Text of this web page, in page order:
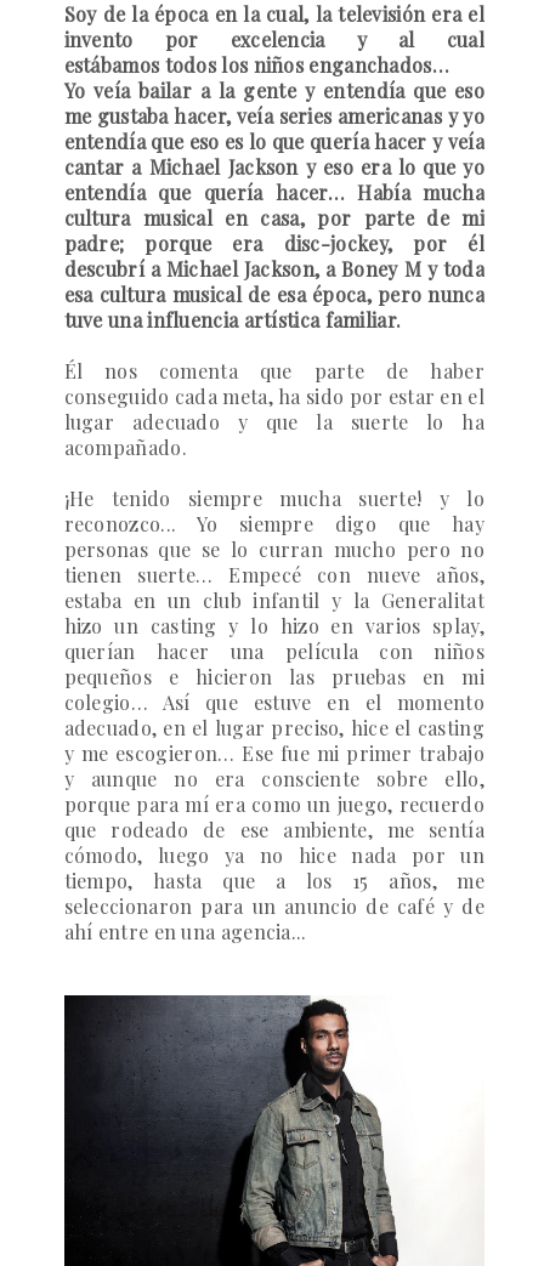
Soy de la época en la cual, la televisión era el
invento por excelencia y al cual
estábamos todos los niños enganchados…
Yo veía bailar a la gente y entendía que eso
me gustaba hacer, veía series americanas y yo
entendía que eso es lo que quería hacer y veía
cantar a Michael Jackson y eso era lo que yo
entendía que quería hacer… Había mucha
cultura musical en casa, por parte de mi
padre; porque era disc-jockey, por él
descubrí a Michael Jackson, a Boney M y toda
esa cultura musical de esa época, pero nunca
tuve una influencia artística familiar.
Él nos comenta que parte de haber
conseguido cada meta, ha sido por estar en el
lugar adecuado y que la suerte lo ha
acompañado.
¡He tenido siempre mucha suerte! y lo
reconozco... Yo siempre digo que hay
personas que se lo curran mucho pero no
tienen suerte… Empecé con nueve años,
estaba en un club infantil y la Generalitat
hizo un casting y lo hizo en varios splay,
querían hacer una película con niños
pequeños e hicieron las pruebas en mi
colegio… Así que estuve en el momento
adecuado, en el lugar preciso, hice el casting
y me escogieron… Ese fue mi primer trabajo
y aunque no era consciente sobre ello,
porque para mí era como un juego, recuerdo
que rodeado de ese ambiente, me sentía
cómodo, luego ya no hice nada por un
tiempo, hasta que a los 15 años, me
seleccionaron para un anuncio de café y de
ahí entre en una agencia...